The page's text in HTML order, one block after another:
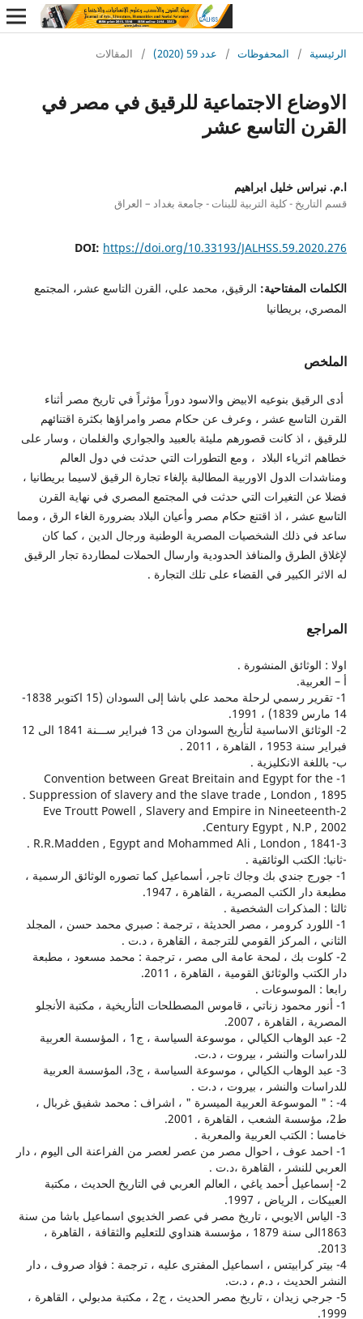
/ المحفوظات / عدد 59 (2020) / المقالات
الاجتماعية للرقيق في مصر في
التاسع عشر
خليل ابراهيم
- كلية التربية للبنات - جامعة بغداد – العراق
DOI:https://doi.org/10.33193/
المفتاحية:الرقيق، محمد علي، القرن التاسع عشر، المجتمع
بريطانيا
بنوعيه الابيض والاسود دوراً مؤثراً في تاريخ مصر أثناء
عشر ، وعرف عن حكام مصر وامراؤها بكثرة اقتنائهم
اذ كانت قصورهم مليئة بالعبيد والجواري والغلمان ، وسار على
البلاد ، ومع التطورات التي حدثت في دول العالم
الدول الاوربية المطالبة بإلغاء تجارة الرقيق لاسيما بريطانيا ،
التغيرات التي حدثت في المجتمع المصري في نهاية القرن
، اذ اقتنع حكام مصر وأعيان البلاد بضرورة الغاء الرق ، ومما
ذلك الشخصيات المصرية الوطنية ورجال الدين ، كما كان
والمنافذ الحدودية وارسال الحملات لمطاردة تجار الرقيق
الكبير في القضاء على تلك التجارة .
المنشورة .
1- تقرير رسمي لرحلة محمد علي باشا إلى السودان (15 اكتوبر 1838-
2- الوثائق الاساسية لتأريخ السودان من 13 فبراير ســـنة 1841 الى 12
، 2011 .
الانكليزية .
1- Convention between Great Breitain and Egypt
Suppression of slavery and the slave trade , London ,
2-Eve Troutt Powell , Slavery and Empire in
Century Egypt , N.P
الوثائقية .
جندي بك وجاك تاجر، أسماعيل كما تصوره الوثائق الرسمية ،
الكتب المصرية ، القاهرة ، 1947.
الشخصية .
كرومر ، مصر الحديثة ، ترجمة : صبري محمد حسن ، المجلد
المركز القومي للترجمة ، القاهرة ، د.ت .
بك ، لمحة عامة الى مصر ، ترجمة : محمد مسعود ، مطبعة
والوثائق القومية ، القاهرة ، 2011.
الموسوعات .
محمود زناتي ، قاموس المصطلحات التأريخية ، مكتبة الأنجلو
القاهرة ، 2007.
2- عبد الوهاب الكيالي ، موسوعة السياسة ، ج1 ، المؤسسة العربية
والنشر ، بيروت ، د.ت.
3- عبد الوهاب الكيالي ، موسوعة السياسة ، ج3، المؤسسة العربية
والنشر ، بيروت ، د.ت .
العربية الميسرة " ، اشراف : محمد شفيق غربال ،
العربية والمعربة .
عوف ، احوال مصر من عصر لعصر من الفراعنة الى اليوم ، دار
، القاهرة ،د.ت .
أحمد ياغي ، العالم العربي في التاريخ الحديث ، مكتبة
الرياض ، 1997.
الايوبي ، تاريخ مصر في عصر الخديوي اسماعيل باشا من سنة
1863الى سنة 1879 ، مؤسسة هنداوي للتعليم والثقافة ، القاهرة ،
كرابيتس ، اسماعيل المفترى عليه ، ترجمة : فؤاد صروف ، دار
، د.م ، د.ت.
5- جرجي زيدان ، تاريخ مصر الحديث ، ج2 ، مكتبة مدبولي ، القاهرة ،